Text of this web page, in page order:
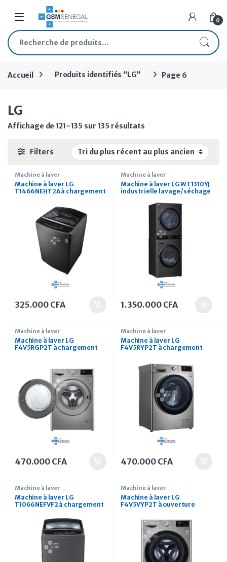
Skip to navigation
Skip to content
Open 0
Recherche pour :
Accueil Produits identifiés “LG” Page 6
LG
Affichage de 121–135 sur 135 résultatsTrié du plus récent au
Filters
Machine à laver
Machine à laver LG
T1466NEHT2A à chargement
325.000 CFA
Machine à laver
Machine à laver LG WT1310YJ
industrielle lavage/séchage
1.350.000 CFA
Machine à laver
Machine à laver LG
F4V5RGP2T à chargement
470.000 CFA
Machine à laver
Machine à laver LG
F4V5RYP2T à chargement
470.000 CFA
Machine à laver
Machine à laver LG
T1066NEFVF2 à chargement
Machine à laver
Machine à laver LG
F4V5VYP2T à ouverture